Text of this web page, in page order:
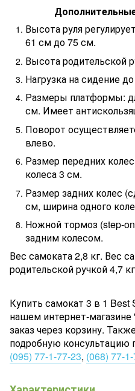
Высота руля
61 см до 75 см.
Высота родительской
Нагрузка на сидение
Размеры платформы:
см. Имеет
Поворот
влево.
Размер передних
колеса 3 см.
Размер задних колес
см, ширина одного
Ножной тормоз (step-
задним колесом.
Вес самоката 2,8 кг. Вес
родительской ручкой 4,7
Купить самокат 3 в 1
нашем интернет-
заказ через корзину.
подробную консультацию
(095) 77-1-77-23, (068) 77-